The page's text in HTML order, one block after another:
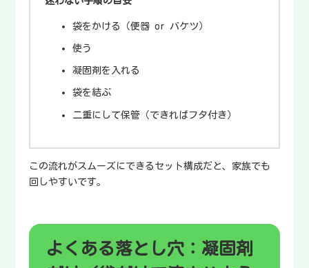
袋をかける（便器 or バケツ）
使う
凝固剤を入れる
袋を結ぶ
二重にして保管（できればフタ付き）
この流れがスムーズにできるセット構成だと、家族でも
回しやすいです。
よくある落とし穴：凝固剤